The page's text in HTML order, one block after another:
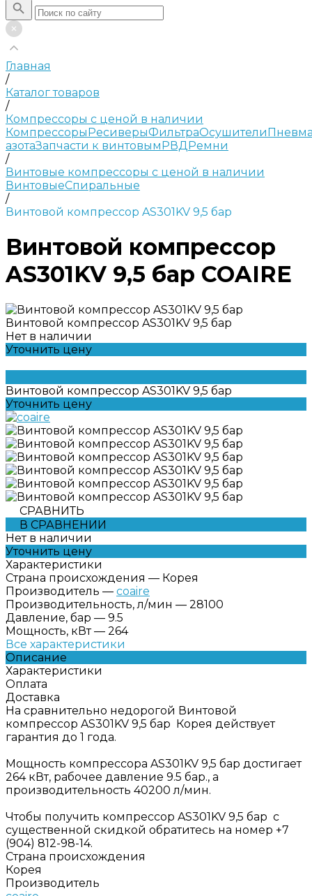
Главная
/
Каталог товаров
/
Компрессоры с ценой в наличии
КомпрессорыРесиверыФильтраОсушители
азотаЗапчасти к винтовымРВДРемни
/
Винтовые компрессоры с ценой в наличии
ВинтовыеСпиральные
/
Винтовой компрессор AS301KV 9,5 бар
Винтовой компрессор
AS301KV 9,5 бар COAIRE
Винтовой компрессор AS301KV 9,5 бар
Нет в наличии
Уточнить цену
Винтовой компрессор AS301KV 9,5 бар
Уточнить цену
СРАВНИТЬ
В СРАВНЕНИИ
Нет в наличии
Уточнить цену
Характеристики
Страна происхождения — Корея
Производитель — coaire
Производительность, л/мин — 28100
Давление, бар — 9.5
Мощность, кВт — 264
Все характеристики
Описание
Характеристики
Оплата
Доставка
На сравнительно недорогой Винтовой
компрессор AS301KV 9,5 бар Корея действует
гарантия до 1 года.
Мощность компрессора AS301KV 9,5 бар достигает
264 кВт, рабочее давление 9.5 бар., а
производительность 40200 л/мин.
Чтобы получить компрессор AS301KV 9,5 бар с
существенной скидкой обратитесь на номер +7
(904) 812-98-14.
Страна происхождения
Корея
Производитель